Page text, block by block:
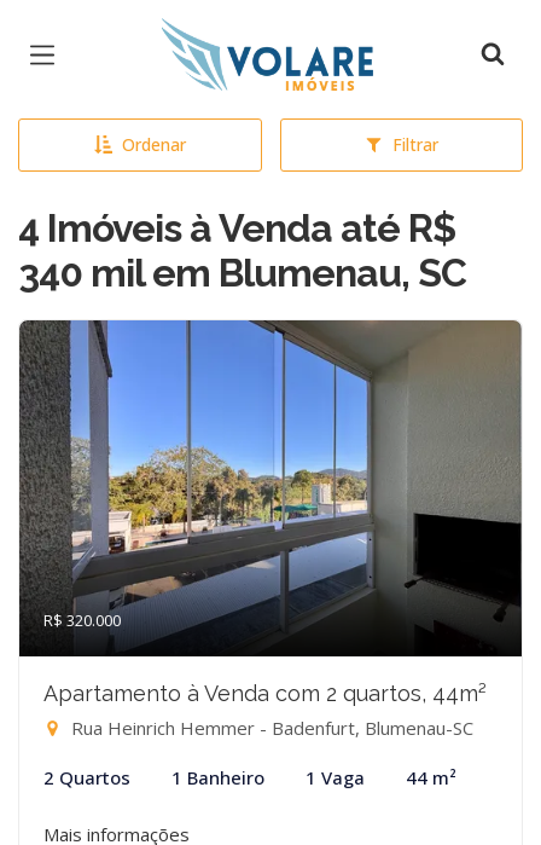
Página inicial
Ordenar Filtrar
4 Imóveis à Venda até R$
340 mil em Blumenau, SC
R$ 320.000
Apartamento à Venda com 2 quartos, 44m²
Rua Heinrich Hemmer - Badenfurt, Blumenau-SC
2 Quartos 1 Banheiro 1 Vaga 44 m²
Mais informações